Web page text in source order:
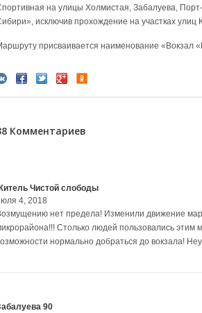
на улицы Холмистая, Забалуева,
исключив прохождение на участках улиц
присваивается наименование «Вокзал
Комментариев
Чистой слободы
4, 2018
нет предела! Изменили движение
Столько людей пользовались этим
нормально добраться до вокзала!
90